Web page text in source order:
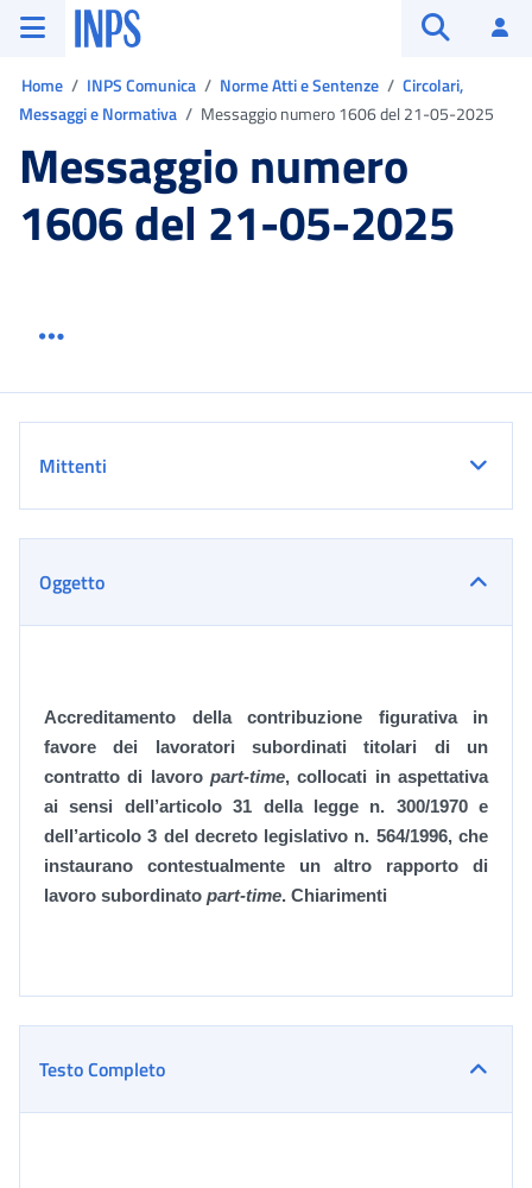
Vai al menu principale
Vai al contenuto principale
Vai al pie' di pagina
INPS ()
Home INPS Comunica Norme Atti e Sentenze
Circolari,
Messaggi e Normativa
Messaggio numero 1606 del 21-05-2025
Messaggio numero
1606 del 21-05-2025
Mittenti
Oggetto
Accreditamento della contribuzione figurativa in
favore dei lavoratori subordinati titolari di un
contratto di lavoro part-time, collocati in aspettativa
ai sensi dell’articolo 31 della legge n. 300/1970 e
dell’articolo 3 del decreto legislativo n. 564/1996, che
instaurano contestualmente un altro rapporto di
lavoro subordinato part-time. Chiarimenti
Testo Completo